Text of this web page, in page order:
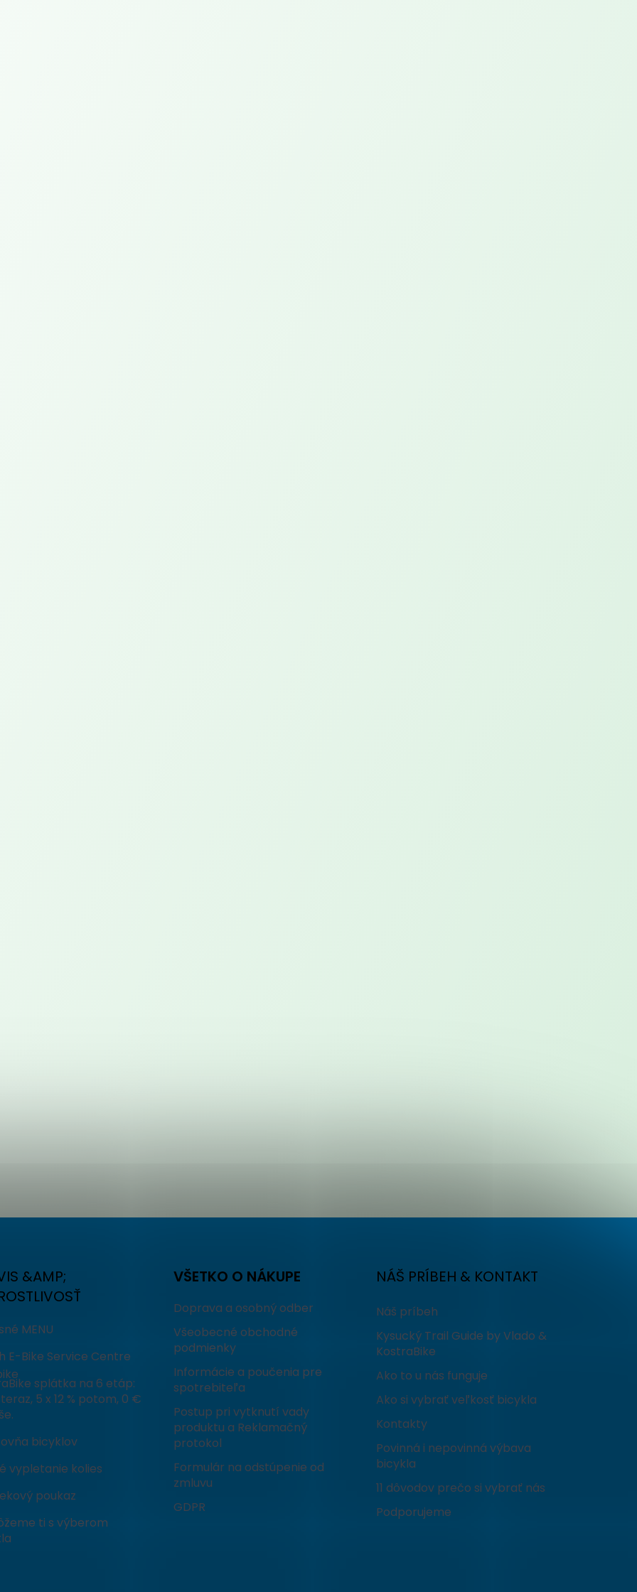
&AMP;
MENU
E-Bike Service Centre
splátka na 6 etáp:
5 x 12 % potom, 0 €
bicyklov
vypletanie kolies
poukaz
ti s výberom
VŠETKO O NÁKUPE
Doprava a osobný odber
Všeobecné obchodné
podmienky
Informácie a poučenia pre
spotrebiteľa
Postup pri vytknutí vady
produktu a Reklamačný
protokol
Formulár na odstúpenie od
zmluvu
GDPR
NÁŠ PRÍBEH & KONTAKT
Náš príbeh
Kysucký Trail Guide by Vlado &
KostraBike
Ako to u nás funguje
Ako si vybrať veľkosť bicykla
Kontakty
Povinná i nepovinná výbava
bicykla
11 dôvodov prečo si vybrať nás
Podporujeme